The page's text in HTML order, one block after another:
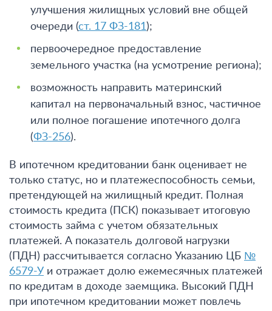
улучшения жилищных условий вне общей
очереди (ст. 17 ФЗ-181);
первоочередное предоставление
земельного участка (на усмотрение региона);
возможность направить материнский
капитал на первоначальный взнос, частичное
или полное погашение ипотечного долга
(ФЗ-256).
В ипотечном кредитовании банк оценивает не
только статус, но и платежеспособность семьи,
претендующей на жилищный кредит. Полная
стоимость кредита (ПСК) показывает итоговую
стоимость займа с учетом обязательных
платежей. А показатель долговой нагрузки
(ПДН) рассчитывается согласно Указанию ЦБ №
6579-У и отражает долю ежемесячных платежей
по кредитам в доходе заемщика. Высокий ПДН
при ипотечном кредитовании может повлечь